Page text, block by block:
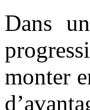
Dans
monter